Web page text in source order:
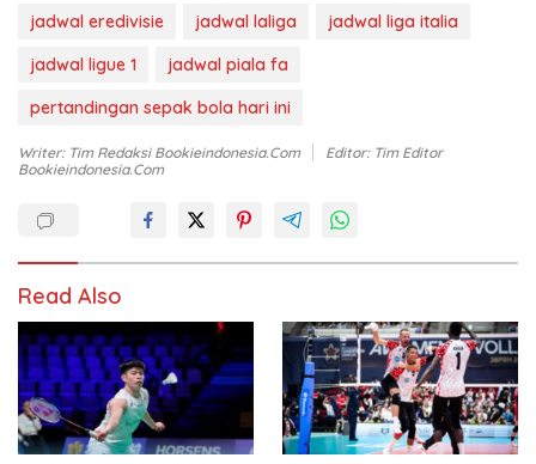
jadwal eredivisie
jadwal laliga
jadwal liga italia
jadwal ligue 1
jadwal piala fa
pertandingan sepak bola hari ini
Writer: Tim Redaksi Bookieindonesia.com
Editor: Tim Editor
Bookieindonesia.com
Read Also